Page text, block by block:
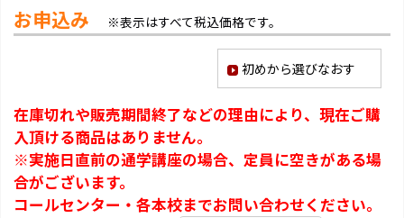
お申込み ※表示はすべて税込価格です。
初めから選びなおす
在庫切れや販売期間終了などの理由により、現在ご購
入頂ける商品はありません。
※実施日直前の通学講座の場合、定員に空きがある場
合がございます。
コールセンター・各本校までお問い合わせください。